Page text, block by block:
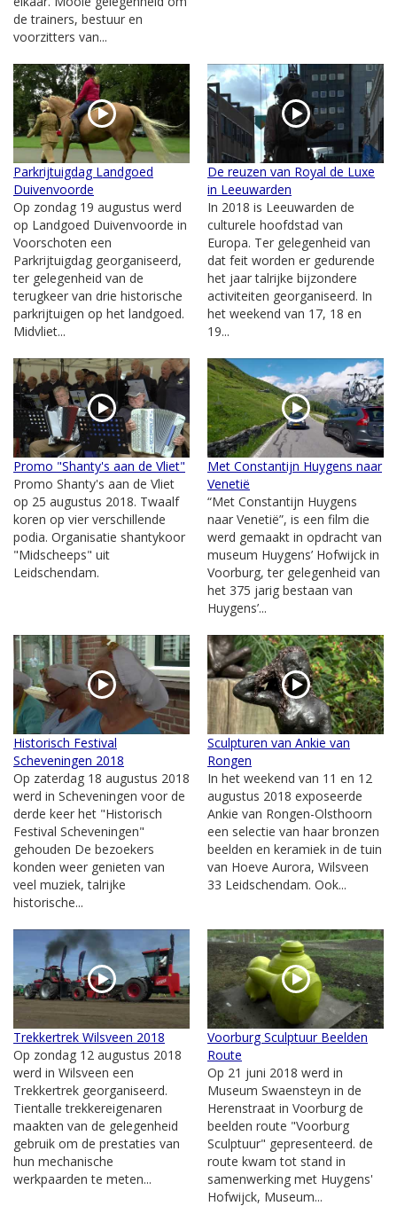
de trainers, bestuur en
voorzitters van...
Parkrijtuigdag Landgoed
Duivenvoorde
Op zondag 19 augustus werd
op Landgoed Duivenvoorde in
Voorschoten een
Parkrijtuigdag georganiseerd,
ter gelegenheid van de
terugkeer van drie historische
parkrijtuigen op het landgoed.
Midvliet...
De reuzen van Royal de Luxe
in Leeuwarden
In 2018 is Leeuwarden de
culturele hoofdstad van
Europa. Ter gelegenheid van
dat feit worden er gedurende
het jaar talrijke bijzondere
activiteiten georganiseerd. In
het weekend van 17, 18 en
19...
Promo "Shanty's aan de Vliet"
Promo Shanty's aan de Vliet
op 25 augustus 2018. Twaalf
koren op vier verschillende
podia. Organisatie shantykoor
"Midscheeps" uit
Leidschendam.
Met Constantijn Huygens naar
Venetië
“Met Constantijn Huygens
naar Venetië”, is een film die
werd gemaakt in opdracht van
museum Huygens’ Hofwijck in
Voorburg, ter gelegenheid van
het 375 jarig bestaan van
Huygens’...
Historisch Festival
Scheveningen 2018
Op zaterdag 18 augustus 2018
werd in Scheveningen voor de
derde keer het "Historisch
Festival Scheveningen"
gehouden De bezoekers
konden weer genieten van
veel muziek, talrijke
historische...
Sculpturen van Ankie van
Rongen
In het weekend van 11 en 12
augustus 2018 exposeerde
Ankie van Rongen-Olsthoorn
een selectie van haar bronzen
beelden en keramiek in de tuin
van Hoeve Aurora, Wilsveen
33 Leidschendam. Ook...
Trekkertrek Wilsveen 2018
Op zondag 12 augustus 2018
werd in Wilsveen een
Trekkertrek georganiseerd.
Tientalle trekkereigenaren
maakten van de gelegenheid
gebruik om de prestaties van
hun mechanische
werkpaarden te meten...
Voorburg Sculptuur Beelden
Route
Op 21 juni 2018 werd in
Museum Swaensteyn in de
Herenstraat in Voorburg de
beelden route "Voorburg
Sculptuur" gepresenteerd. de
route kwam tot stand in
samenwerking met Huygens'
Hofwijck, Museum...